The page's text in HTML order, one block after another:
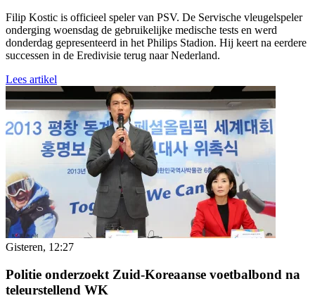
Filip Kostic is officieel speler van PSV. De Servische vleugelspeler
onderging woensdag de gebruikelijke medische tests en werd
donderdag gepresenteerd in het Philips Stadion. Hij keert na eerdere
successen in de Eredivisie terug naar Nederland.
Lees artikel
Gisteren, 12:27
Politie onderzoekt Zuid-Koreaanse voetbalbond na
teleurstellend WK